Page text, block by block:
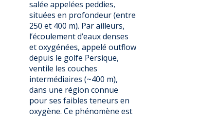
salée appelées peddies,
situées en profondeur (entre
250 et 400 m). Par ailleurs,
l’écoulement d’eaux denses
et oxygénées, appelé outflow
depuis le golfe Persique,
ventile les couches
intermédiaires (~400 m),
dans une région connue
pour ses faibles teneurs en
oxygène. Ce phénomène est